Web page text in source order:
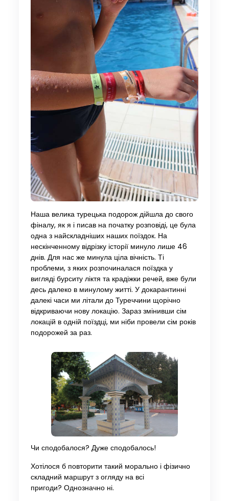
Наша велика турецька подорож дійшла до свого
фіналу, як я і писав на початку розповіді, це була
одна з найскладніших наших поїздок. На
нескінченному відрізку історії минуло лише 46
днів. Для нас же минула ціла вічність. Ті
проблеми, з яких розпочиналася поїздка у
вигляді бурситу ліктя та крадіжки речей, вже були
десь далеко в минулому житті. У докарантинні
далекі часи ми літали до Туреччини щорічно
відкриваючи нову локацію. Зараз змінивши сім
локацій в одній поїздці, ми ніби провели сім років
подорожей за раз.
Чи сподобалося? Дуже сподобалось!
Хотілося б повторити такий морально і фізично
складний маршрут з огляду на всі
пригоди? Однозначно ні.